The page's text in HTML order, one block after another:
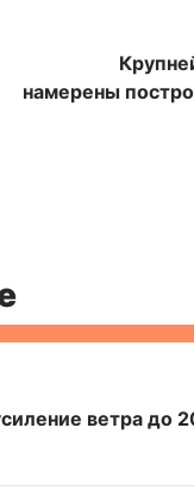
намерены
ветра до